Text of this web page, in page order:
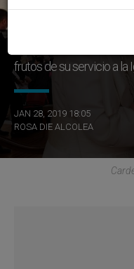
Cardenal Sebastián: El
frutos de su servicio a la
JAN 28, 2019 18:05
ROSA DIE ALCOLEA